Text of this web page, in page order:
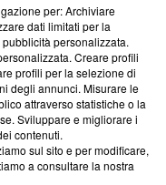
Frasca, 3 - 6900
per: Archiviare
dati limitati per la
personalizzata.
Creare profili
profili per la selezione di
degli annunci. Misurare le
attraverso statistiche o la
Sviluppare e migliorare i
contenuti.
sul sito e per modificare,
a consultare la nostra